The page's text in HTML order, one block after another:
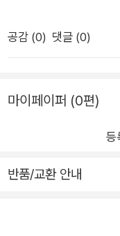
로 사용하기에도 유용
수 있는 책이라고 생각한
애매했던 궁금증도 명
재미없어하면 어쩌나 싶
재미에 잘 보았다
공감 (0) 댓글 (0)
마이페이퍼 (0편)
등
반품/교환 안내